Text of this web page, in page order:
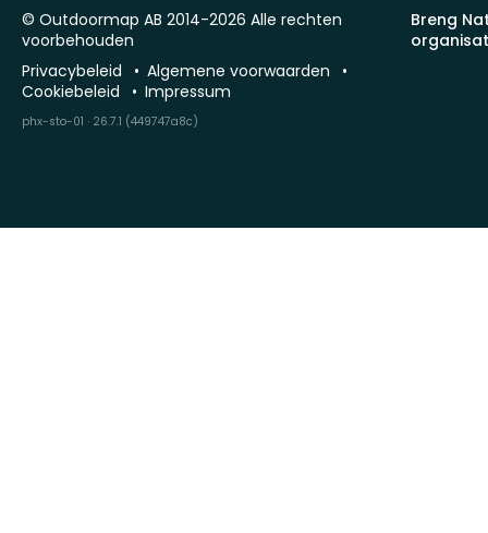
Breng
© Outdoormap AB 2014-2026 Alle rechten
voorbehouden
Privacybeleid
Algemene voorwaarden
Cookiebeleid
Impressum
phx-sto-01 · 26.7.1 (449747a8c)